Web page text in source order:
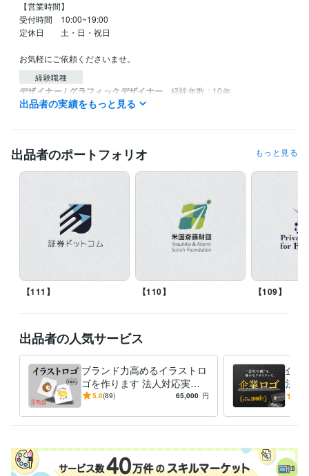
【営業時間】
受付時間　10:00~19:00
定休日　　土・日・祝日
お気軽にご依頼くださいませ。
経験職種
デザイナー / グラフィックデザイナー 経験年数 : 10年
デザイナー / Webデザイナー 経験年数 : 6年
クリエイター / 動画クリエイター 経験年数 : 7年
営業 / 個人営業
資格・検定
ビジネス・クリエイティブツール
Adobe Illustrator:15年 Adobe Photoshop:15年Adobe XD:6年
Lightroom:6年 Painter:2年 PowerPoint:3年Excel:2年
Keynote:5年 Adobe After Effects:3年 Adobe Premiere Pro:7年
デザイン制作 オリジナルキャラクター
名刺 / チラシ /
ロゴデザイン グラフィック イラスト 名刺デザイン
チラシデザイン
OCA大阪デザイン＆テクノロジー専門学校 2012年3月 ~ 2017年2月
出品者の実績をもっと見る
出品者のポートフォリオ もっと見る
【111】 【110】 【109】
出品者の人気サービス
ブランド力高めるイラストロ
ゴを作ります 法人対応実績
多数│修正2回まで無料│商用
5.0(89) 65,000 円
企業
法人
で無